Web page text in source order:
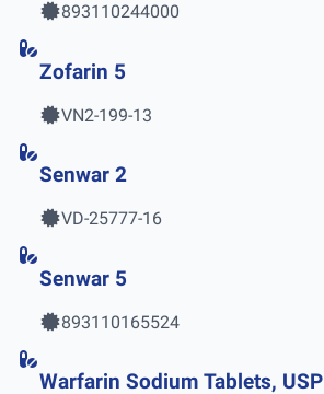
893110244000
Zofarin 5
VN2-199-13
Senwar 2
VD-25777-16
Senwar 5
893110165524
Warfarin Sodium Tablets, USP